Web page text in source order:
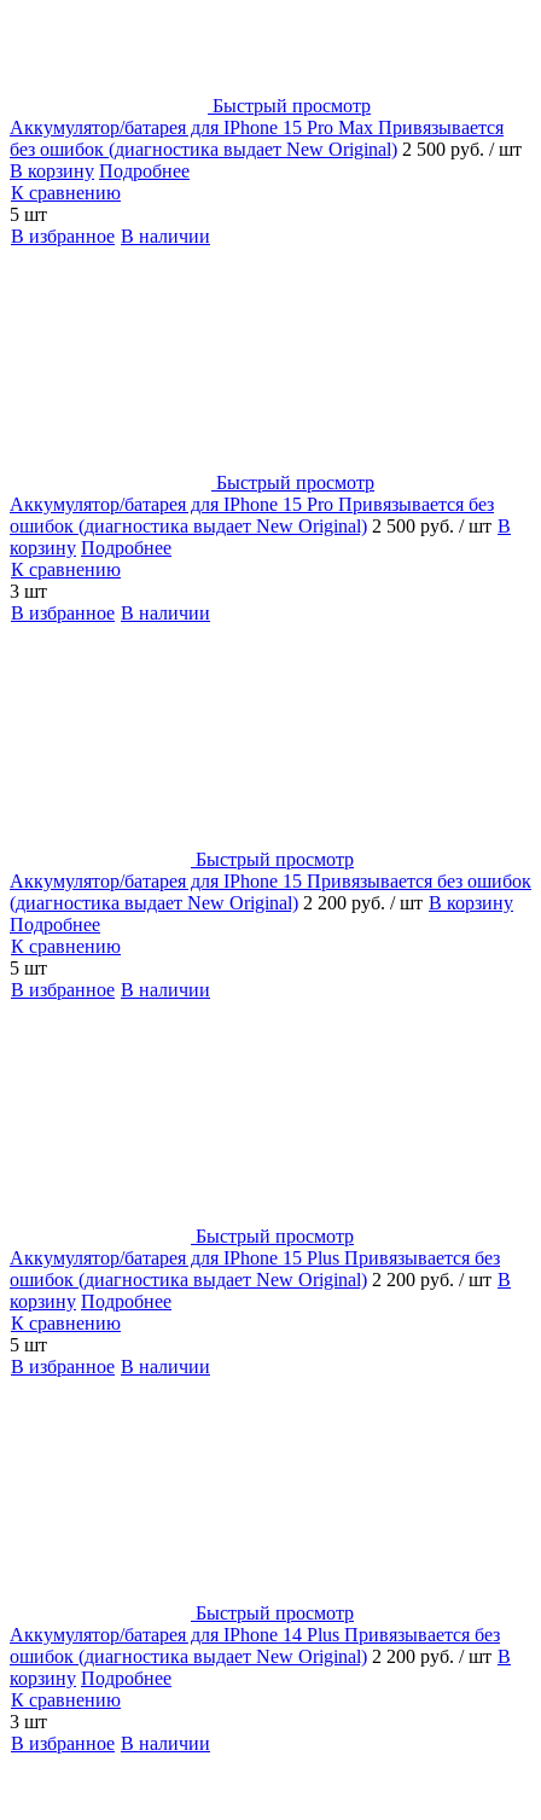
Быстрый просмотр
Аккумулятор/батарея для IPhone 15 Pro Max Привязывается
без ошибок (диагностика выдает New Original) 2 500 руб. / шт
В корзину Подробнее
К сравнению
5 шт
В избранное В наличии
Быстрый просмотр
Аккумулятор/батарея для IPhone 15 Pro Привязывается без
ошибок (диагностика выдает New Original) 2 500 руб. / шт В
корзину Подробнее
К сравнению
3 шт
В избранное В наличии
Быстрый просмотр
Аккумулятор/батарея для IPhone 15 Привязывается без ошибок
(диагностика выдает New Original) 2 200 руб. / шт В корзину
Подробнее
К сравнению
5 шт
В избранное В наличии
Быстрый просмотр
Аккумулятор/батарея для IPhone 15 Plus Привязывается без
ошибок (диагностика выдает New Original) 2 200 руб. / шт В
корзину Подробнее
К сравнению
5 шт
В избранное В наличии
Быстрый просмотр
Аккумулятор/батарея для IPhone 14 Plus Привязывается без
ошибок (диагностика выдает New Original) 2 200 руб. / шт В
корзину Подробнее
К сравнению
3 шт
В избранное В наличии